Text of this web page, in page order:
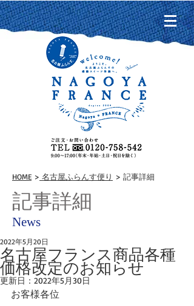
HOME > 名古屋ふらんす便り > 記事詳細
記事詳細
News
名古屋フランス商品各種
価格改定のお知らせ
2022年5月20日
更新日： 2022年5月30日
お客様各位